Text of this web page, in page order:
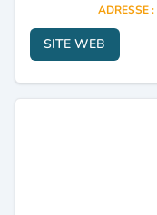
ADRESSE :
SITE WEB